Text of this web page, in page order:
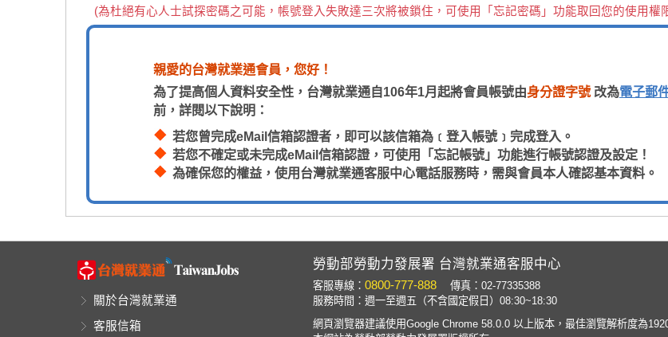
(為杜絕有心人士試探密碼之可能，帳號登入失敗達三次將被鎖住，可使用「忘記密碼」功能取回您的使用權
親愛的台灣就業通會員，您好！
為了提高個人資料安全性，台灣就業通自106年1月起將會員帳號由身分證字號改為電子郵
前，詳閱以下說明：
若您曾完成eMail信箱認證者，即可以該信箱為﹝登入帳號﹞完成登入。
若您不確定或未完成eMail信箱認證，可使用「忘記帳號」功能進行帳號認證及設定！
為確保您的權益，使用台灣就業通客服中心電話服務時，需與會員本人確認基本資料。
關於台灣就業通
客服信箱
勞動部勞動力發展署 台灣就業通客服中心
客服專線：0800-777-888 傳真：02-77335388
服務時間：週一至週五（不含國定假日）08:30~18:30
網頁瀏覽器建議使用Google Chrome 58.0.0 以上版本，最佳瀏覽解析度為